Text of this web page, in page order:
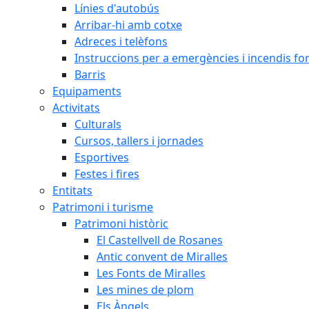
Línies d'autobús
Arribar-hi amb cotxe
Adreces i telèfons
Instruccions per a emergències i incendis
Barris
Equipaments
Activitats
Culturals
Cursos, tallers i jornades
Esportives
Festes i fires
Entitats
Patrimoni i turisme
Patrimoni històric
El Castellvell de Rosanes
Antic convent de Miralles
Les Fonts de Miralles
Les mines de plom